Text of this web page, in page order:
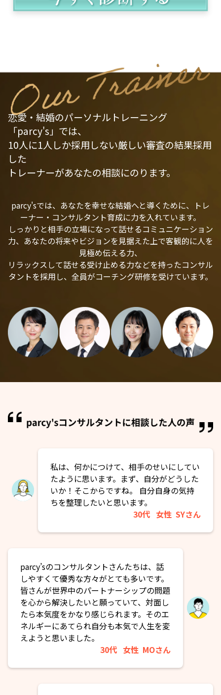
恋愛・結婚のパーソナルトレーニング
「parcy's」では、
10人に1人しか採用しない厳しい審査の結果採用
した
トレーナーがあなたの相談にのります。
parcy'sでは、あなたを幸せな結婚へと導くために、トレ
ーナー・コンサルタント育成に力を入れています。
しっかりと相手の立場になって話せるコミュニケーション
力、あなたの将来やビジョンを見据えた上で客観的に人を
見極め伝える力、
リラックスして話せる受け止める力などを持ったコンサル
タントを採用し、全員がコーチング研修を受けています。
私は、何かにつけて、相手のせいにしてい
たように思います。まず、自分がどうした
いか！そこからですね。 自分自身の気持
ちを整理したいと思います。
30代 女性 SYさん
parcy’sのコンサルタントさんたちは、話
しやすくて優秀な方々がとても多いです。
皆さんが世界中のパートナーシップの問題
を心から解決したいと願っていて、対面し
たら本気度をかなり感じられます。そのエ
ネルギーにあてられ自分も本気で人生を変
えようと思いました。
30代 女性 MOさん